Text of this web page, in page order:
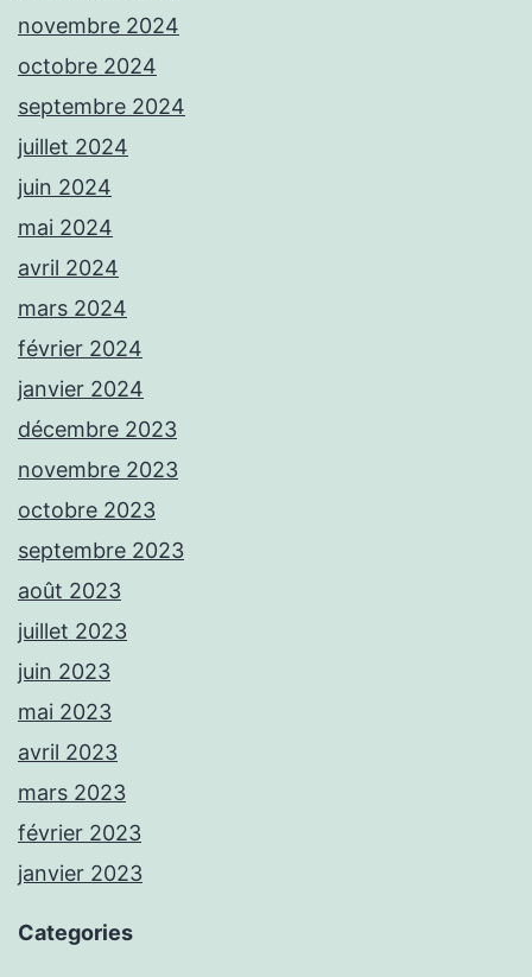
novembre 2024
octobre 2024
septembre 2024
juillet 2024
juin 2024
mai 2024
avril 2024
mars 2024
février 2024
janvier 2024
décembre 2023
novembre 2023
octobre 2023
septembre 2023
août 2023
juillet 2023
juin 2023
mai 2023
avril 2023
mars 2023
février 2023
janvier 2023
Categories